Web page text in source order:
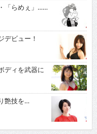
「らめぇ」……
ビュー！
ディを武器に
艶技を…